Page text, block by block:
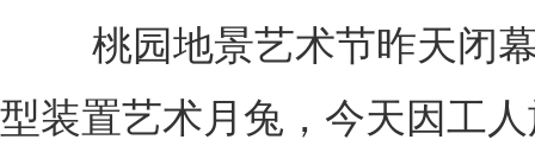
桃园地景艺术节昨天闭幕
型装置艺术月兔，今天因工